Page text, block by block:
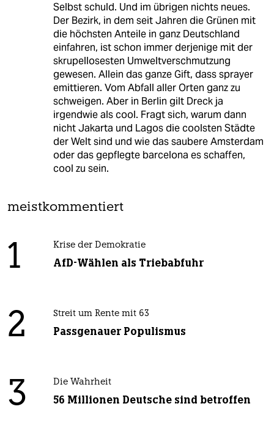
Selbst schuld. Und im übrigen nichts neues.
Der Bezirk, in dem seit Jahren die Grünen mit
die höchsten Anteile in ganz Deutschland
einfahren, ist schon immer derjenige mit der
skrupellosesten Umweltverschmutzung
gewesen. Allein das ganze Gift, dass sprayer
emittieren. Vom Abfall aller Orten ganz zu
schweigen. Aber in Berlin gilt Dreck ja
irgendwie als cool. Fragt sich, warum dann
nicht Jakarta und Lagos die coolsten Städte
der Welt sind und wie das saubere Amsterdam
oder das gepflegte barcelona es schaffen,
cool zu sein.
meistkommentiert
1 Krise der Demokratie
AfD-Wählen als Triebabfuhr
2 Streit um Rente mit 63
Passgenauer Populismus
3 Die Wahrheit
56 Millionen Deutsche sind betroffen